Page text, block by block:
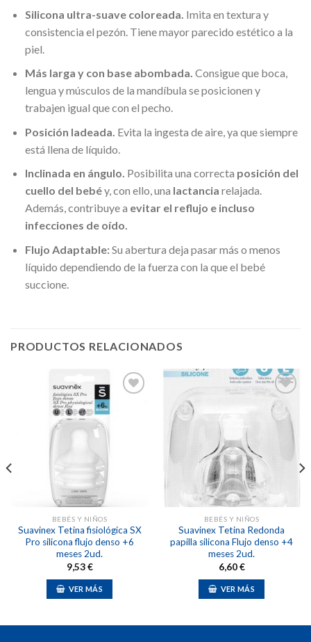
Silicona ultra-suave coloreada. Imita en textura y
consistencia el pezón. Tiene mayor parecido estético a la
piel.
Más larga y con base abombada. Consigue que boca,
lengua y músculos de la mandíbula se posicionen y
trabajen igual que con el pecho.
Posición ladeada. Evita la ingesta de aire, ya que siempre
está llena de líquido.
Inclinada en ángulo. Posibilita una correcta posición del
cuello del bebéy, con ello, una lactancia relajada.
Además, contribuye a evitar el reflujo e incluso
infecciones de oído.
Flujo Adaptable:Su abertura deja pasarmás o menos
líquido dependiendo de la fuerza con la que el bebé
succione.
PRODUCTOS RELACIONADOS
BEBÉS Y NIÑOS
Suavinex Tetina fisiológica SX
Pro silicona flujo denso +6
meses 2ud.
9,53€
VER MÁS
BEBÉS Y NIÑOS
Suavinex Tetina Redonda
papilla silicona Flujo denso +4
meses 2ud.
6,60€
VER MÁS